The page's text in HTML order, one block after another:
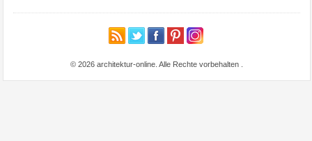
© 2026 architektur-online. Alle Rechte vorbehalten .